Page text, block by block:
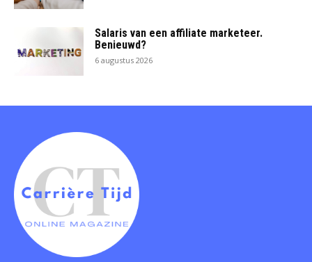
Salaris van een affiliate marketeer.
Benieuwd?
6 augustus 2026